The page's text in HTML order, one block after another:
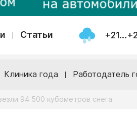
Статьи
Клиника года Работодатель
94 500 кубометров снега